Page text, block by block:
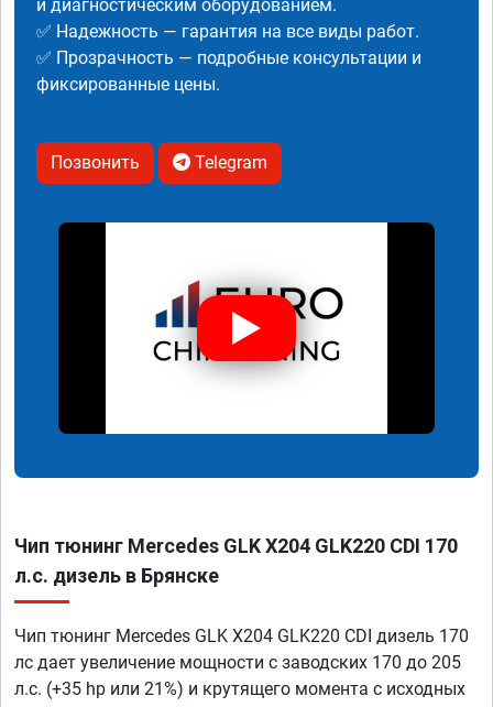
и диагностическим оборудованием.
✅ Надежность — гарантия на все виды работ.
✅ Прозрачность — подробные консультации и
фиксированные цены.
Позвонить Telegram
Чип тюнинг Mercedes GLK X204 GLK220 CDI 170
л.с. дизель в Брянске
Чип тюнинг Mercedes GLK X204 GLK220 CDI дизель 170
лс дает увеличение мощности с заводских 170 до 205
л.с. (+35 hp или 21%) и крутящего момента с исходных